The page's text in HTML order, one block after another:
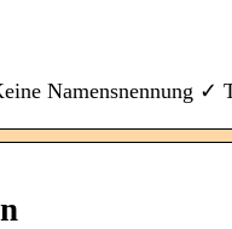
Namensnennung ✓